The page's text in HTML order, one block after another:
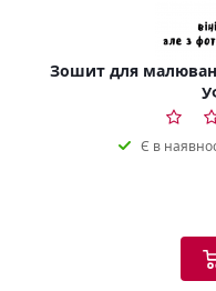
Зошит для
Є в